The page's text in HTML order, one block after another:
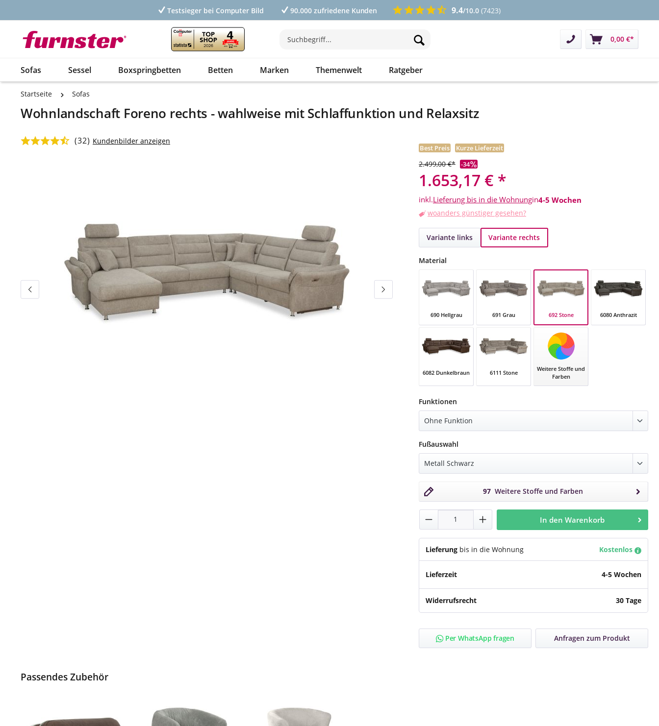
Testsieger bei Computer Bild 90.000 zufriedene Kunden 9.4/10.0 (7423)
Kontakt 0,00 €*
Sofas Sessel Boxspringbetten Betten Marken Themenwelt Ratgeber
Startseite Sofas
Wohnlandschaft Foreno rechts - wahlweise mit Schlaffunktion und Relaxsitz
Durchschnittliche Bewertung von 4.6 von 5 Sternen
(32) Kundenbilder anzeigen
1.653,17 € *
Best Preis Kurze Lieferzeit
2.499,00 €* -34
inkl.Lieferung bis in die Wohnungin4-5 Wochen
woanders günstiger gesehen?
Variante links Variante rechts
Material
690 Hellgrau
690 Hellgrau
691 Grau
691 Grau
692 Stone
692 Stone
6080 Anthrazit
6080 Anthrazit
6082 Dunkelbraun
6082 Dunkelbraun
6111 Stone
6111 Stone
Weitere Stoffe und
Farben
Funktionen
Fußauswahl
97 Weitere Stoffe und Farben
Produkt Anzahl: Gib den gewünschten
In den Warenkorb
Lieferung bis in die Wohnung Kostenlos
Lieferzeit 4-5 Wochen
Widerrufsrecht 30 Tage
Per WhatsApp fragen Anfragen zum Produkt
Passendes Zubehör